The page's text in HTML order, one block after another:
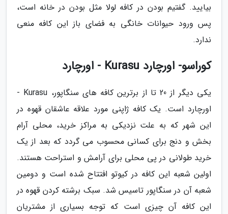
بیایید. گفتیم بودن در کافه لولا مثل بودن در خانه است،
پس ورود حیوانات خانگی به فضای باز این کافه منعی
ندارد.
کوراسو- اورچارد Kurasu - اورچارد
یکی دیگر از 20 تا از برترین کافه های سنگاپور، Kurasu -
اورچارد است. یک کافه ژاپنی مورد علاقه عاشقان قهوه در
این شهر که به علت نزدیکی به مراکز خرید، محلی آرام
بخش و دنج برای کسانی محسوب می گردد که بعد از یک
خرید طولانی در پی محلی برای آرامش و استراحت هستند.
اولین شعبه این کافه در کیوتو افتتاح شده است و دومین
شعبه آن در سنگاپور تاسیس شد. سبک برشته کردن قهوه در
این کافه آن چیزی است که توجه بسیاری از مشتریان